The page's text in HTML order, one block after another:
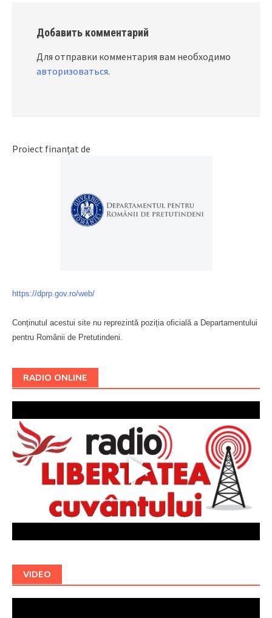
Добавить комментарий
Для отправки комментария вам необходимо
авторизоваться.
Proiect finanțat de
https://dprp.gov.ro/web/
Conținutul acestui site nu reprezintă poziția oficială a Departamentului
pentru Românii de Pretutindeni.
RADIO ONLINE
VIDEO